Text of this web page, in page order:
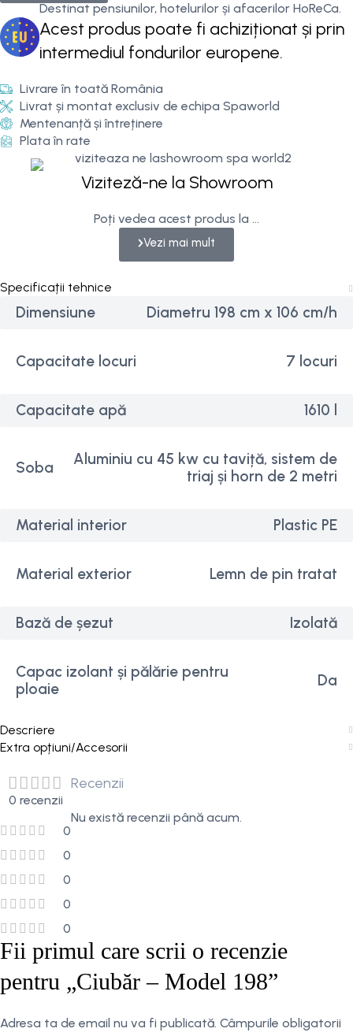
Destinat pensiunilor, hotelurilor și afacerilor HoReCa.
Acest produs poate fi achiziționat și prin
intermediul fondurilor europene.
Livrare în toată România
Livrat și montat exclusiv de echipa Spaworld
Mentenanță și întreținere
Plata în rate
Viziteză-ne la Showroom
Poți vedea acest produs la ...
Vezi mai mult
Specificații tehnice
Dimensiune Diametru 198 cm x 106 cm/h
Capacitate locuri 7 locuri
Capacitate apă 1610 l
Soba
Aluminiu cu 45 kw cu taviță, sistem de
triaj și horn de 2 metri
Material interior Plastic PE
Material exterior Lemn de pin tratat
Bază de șezut Izolată
Capac izolant și pălărie pentru
ploaie
Da
Descriere
Extra opțiuni/Accesorii
0 recenzii
0
0
0
0
0
Recenzii
Nu există recenzii până acum.
Fii primul care scrii o recenzie
pentru „Ciubăr – Model 198”
Adresa ta de email nu va fi publicată. Câmpurile obligatorii